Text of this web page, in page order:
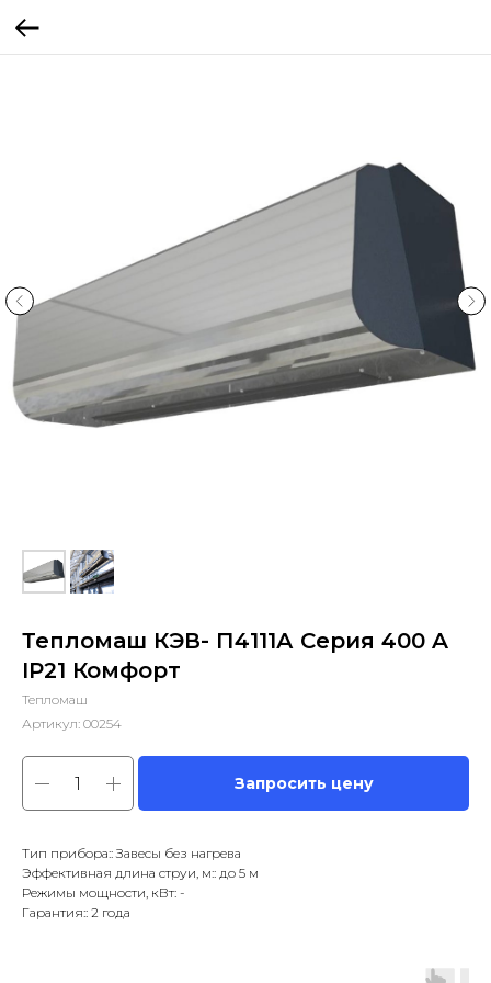
Тепломаш КЭВ- П4111А Серия 400 A
IP21 Комфорт
Тепломаш
Артикул: 00254
Запросить цену
Тип прибора:: Завесы без нагрева
Эффективная длина струи, м:: до 5 м
Режимы мощности, кВт: -
Гарантия:: 2 года